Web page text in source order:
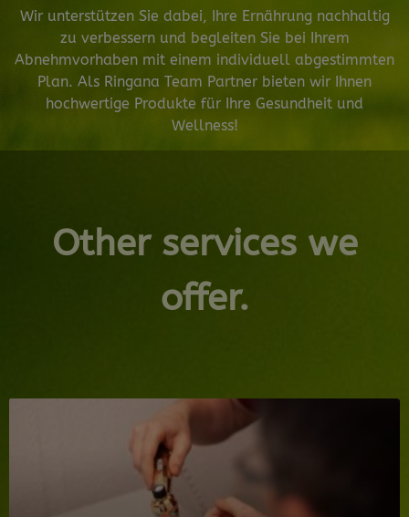
Wir unterstützen Sie dabei, Ihre Ernährung nachhaltig
zu verbessern und begleiten Sie bei Ihrem
Abnehmvorhaben mit einem individuell abgestimmten
Plan. Als Ringana Team Partner bieten wir Ihnen
hochwertige Produkte für Ihre Gesundheit und
Wellness!
Other services we
offer.